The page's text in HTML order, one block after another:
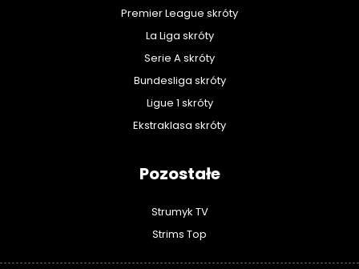
Premier League skróty
La Liga skróty
Serie A skróty
Bundesliga skróty
Ligue 1 skróty
Ekstraklasa skróty
Pozostałe
Strumyk TV
Strims Top